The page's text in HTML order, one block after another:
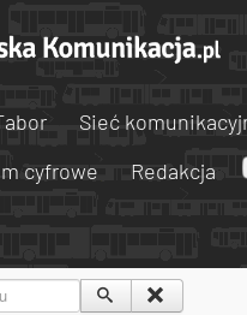
Sieć
cyfrowe Redakcja